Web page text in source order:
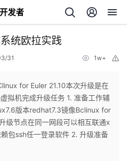
开发者
统欧拉实践
31 1w+
for Euler 21.10本次升级是在
拟机完成升级任务 1. 准备工作辅
版本redhat7.3镜像Bclinux for
级节点在同一网段可以相互联通x
包ssh任一登录软件 2. 升级准备